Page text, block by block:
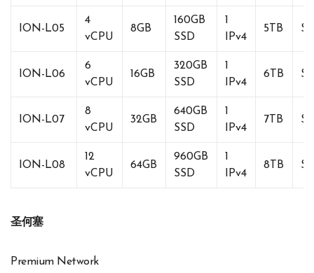
ION-L05
4
vCPU
8GB
160GB
SSD
1
IPv4
5TB
ION-L06
6
vCPU
16GB
320GB
SSD
1
IPv4
6TB
ION-L07
8
vCPU
32GB
640GB
SSD
1
IPv4
7TB
ION-L08
12
vCPU
64GB
960GB
SSD
1
IPv4
8TB
圣何塞
Premium Network